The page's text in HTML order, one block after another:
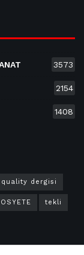
3573
2154
1408
quality dergisi
tekli